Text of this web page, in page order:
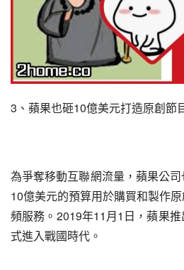
3、蘋果也砸10億美元打造原創節
為爭奪移動互聯網流量，蘋果公
10億美元的預算用於購買和製作
頻服務。2019年11月1日，蘋果
式進入戰國時代。